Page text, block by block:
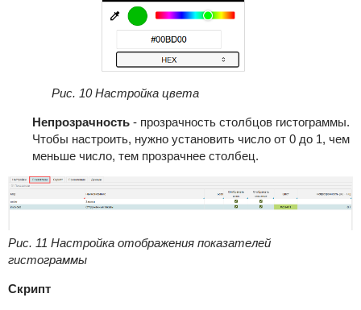
Рис. 10 Настройка цвета
Непрозрачность - прозрачность столбцов гистограммы.
Чтобы настроить, нужно установить число от 0 до 1, чем
меньше число, тем прозрачнее столбец.
Рис. 11 Настройка отображения показателей
гистограммы
Скрипт